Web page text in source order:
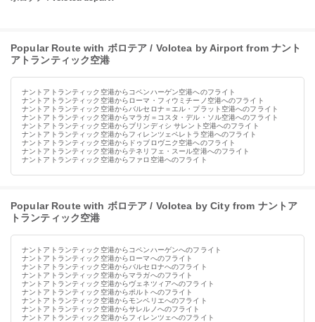
Popular Route with ボロテア / Volotea by Airport from ナント
アトランティック空港
ナントアトランティック空港からコペンハーゲン空港へのフライト
ナントアトランティック空港からローマ・フィウミチーノ空港へのフライト
ナントアトランティック空港からバルセロナ＝エル・プラット空港へのフライト
ナントアトランティック空港からマラガ＝コスタ・デル・ソル空港へのフライト
ナントアトランティック空港からブリンディシ サレント空港へのフライト
ナントアトランティック空港からフィレンツェペレトラ空港へのフライト
ナントアトランティック空港からドゥブロヴニク空港へのフライト
ナントアトランティック空港からテネリフェ・スール空港へのフライト
ナントアトランティック空港からファロ空港へのフライト
Popular Route with ボロテア / Volotea by City from ナントア
トランティック空港
ナントアトランティック空港からコペンハーゲンへのフライト
ナントアトランティック空港からローマへのフライト
ナントアトランティック空港からバルセロナへのフライト
ナントアトランティック空港からマラガへのフライト
ナントアトランティック空港からヴェネツィアへのフライト
ナントアトランティック空港からポルトへのフライト
ナントアトランティック空港からモンペリエへのフライト
ナントアトランティック空港からサレルノへのフライト
ナントアトランティック空港からフィレンツェへのフライト